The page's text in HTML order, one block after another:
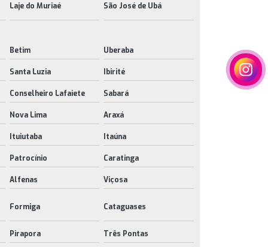
Laje do Muriaé São José de Ubá
Betim Uberaba
Santa Luzia Ibirité
Conselheiro Lafaiete Sabará
Nova Lima Araxá
Ituiutaba Itaúna
Patrocínio Caratinga
Alfenas Viçosa
Formiga Cataguases
Pirapora Três Pontas